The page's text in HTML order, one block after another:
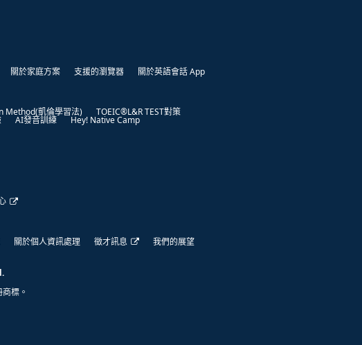
關於家庭方案 支援的瀏覽器 關於英語會話 App
Method(凱倫學習法) TOEIC®L&R TEST對策
AI發音訓練 Hey! Native Camp
關於個人資訊處理 徵才訊息 我們的展望
標。